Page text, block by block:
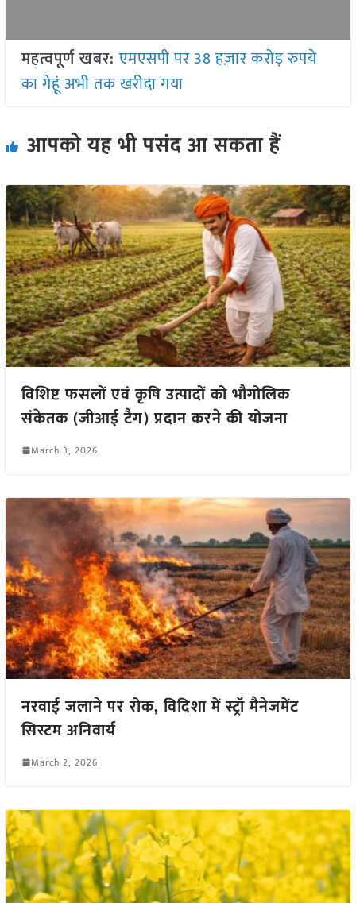
महत्वपूर्ण खबर:एमएसपी पर 38 हज़ार करोड़ रुपये
का गेहूं अभी तक खरीदा गया
आपको यह भी पसंद आ सकता हैं
विशिष्ट फसलों एवं कृषि उत्पादों को भौगोलिक
संकेतक (जीआई टैग) प्रदान करने की योजना
March 3, 2026
नरवाई जलाने पर रोक, विदिशा में स्ट्रॉ मैनेजमेंट
सिस्टम अनिवार्य
March 2, 2026